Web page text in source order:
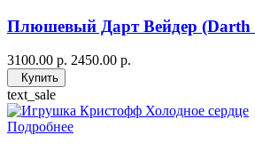
Плюшевый Дарт Вейдер (Darth
3100.00 р. 2450.00 р.
Купить
text_sale
Подробнее